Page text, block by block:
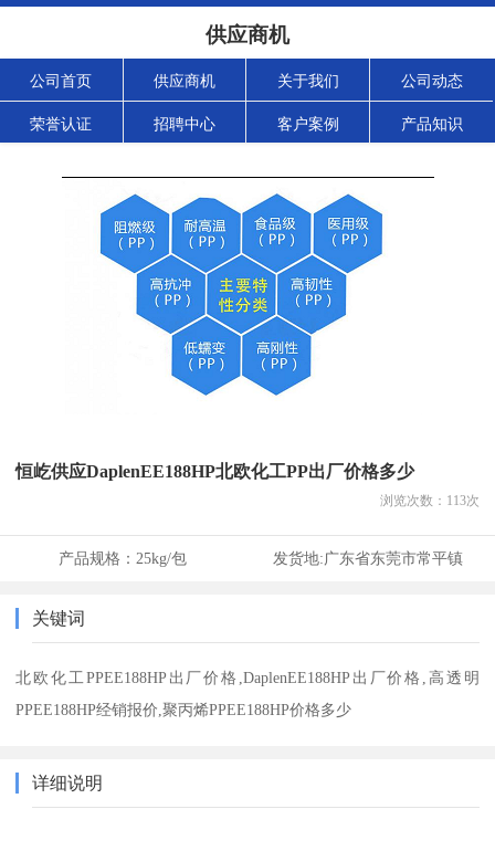
供应商机
公司首页 供应商机 关于我们 公司动态
荣誉认证 招聘中心 客户案例 产品知识
恒屹供应DaplenEE188HP北欧化工PP出厂价格多少
浏览次数： 113次
产品规格： 25kg/包 发货地:广东省东莞市常平镇
关键词
北欧化工PPEE188HP出厂价格,DaplenEE188HP出厂价格,高透明
PPEE188HP经销报价,聚丙烯PPEE188HP价格多少
详细说明